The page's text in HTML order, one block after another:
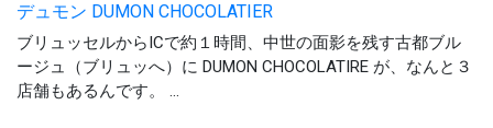
デュモン DUMON CHOCOLATIER
ブリュッセルからICで約１時間、中世の面影を残す古都ブル
ージュ（ブリュッへ）に DUMON CHOCOLATIRE が、なんと３
店舗もあるんです。 ...